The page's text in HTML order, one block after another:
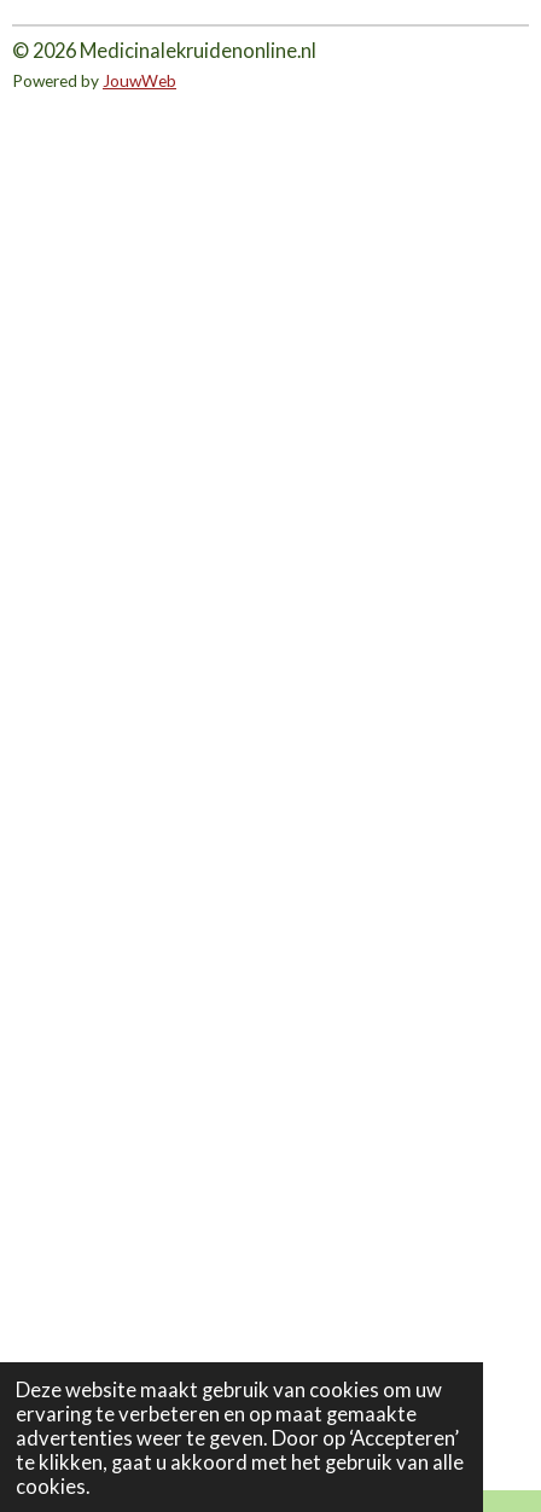
Deze website maakt gebruik van cookies om uw
ervaring te verbeteren en op maat gemaakte
advertenties weer te geven. Door op ‘Accepteren’
te klikken, gaat u akkoord met het gebruik van alle
cookies.
© 2026 Medicinalekruidenonline.nl
Powered byJouwWeb